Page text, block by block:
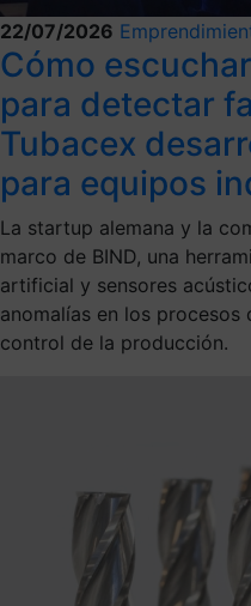
22/07/2026
Cómo
para detectar
Tubacex
para equipos
La startup alemana y la
marco de BIND, una
artificial y sensores
anomalías en los
control de la producción.